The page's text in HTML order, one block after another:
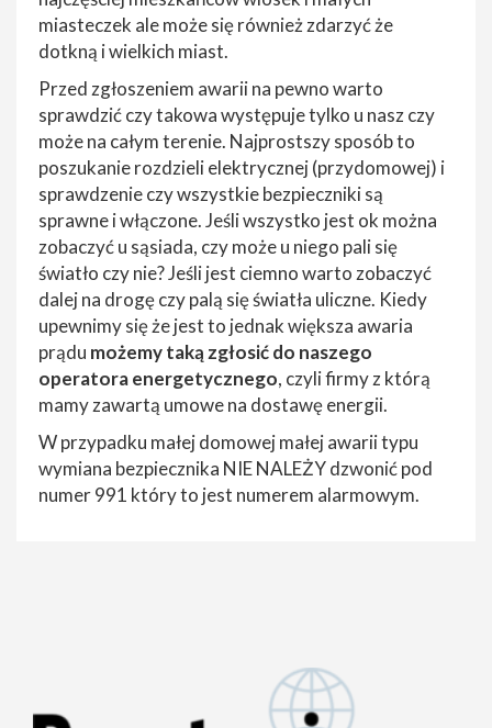
miasteczek ale może się również zdarzyć że
dotkną i wielkich miast.
Przed zgłoszeniem awarii na pewno warto
sprawdzić czy takowa występuje tylko u nasz czy
może na całym terenie. Najprostszy sposób to
poszukanie rozdzieli elektrycznej (przydomowej) i
sprawdzenie czy wszystkie bezpieczniki są
sprawne i włączone. Jeśli wszystko jest ok można
zobaczyć u sąsiada, czy może u niego pali się
światło czy nie? Jeśli jest ciemno warto zobaczyć
dalej na drogę czy palą się światła uliczne. Kiedy
upewnimy się że jest to jednak większa awaria
prądu możemy taką zgłosić do naszego
operatora energetycznego, czyli firmy z którą
mamy zawartą umowe na dostawę energii.
W przypadku małej domowej małej awarii typu
wymiana bezpiecznika NIE NALEŻY dzwonić pod
numer 991 który to jest numerem alarmowym.